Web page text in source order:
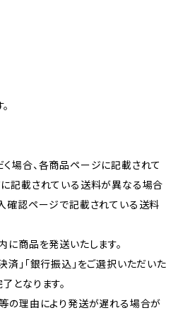
場合、各商品ページに記載されて
記載されている送料が異なる場合
確認ページで記載されている送料
商品を発送いたします。
」「銀行振込」をご選択いただいた
となります。
の理由により発送が遅れる場合が